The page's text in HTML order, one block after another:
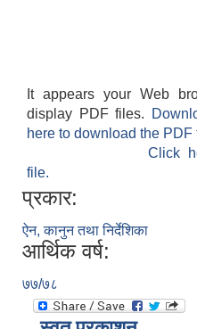
It appears your Web
display PDF files.
here to download the PDF
Click
file.
प्रकार:
ऐन, कानुन तथा निर्देशिका
आर्थिक वर्ष:
७७/७८